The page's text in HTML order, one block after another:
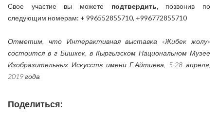
Свое участие вы можете подтвердить,позвонив по
следующим номерам: + 996552855710, +996772855710
Отметим, что Интерактивная выставка «Жибек жолу»
состоится в г Бишкек, в Кыргызском Национальном Музее
Изобразительных Искусств имени Г.Айтиева, 5-28 апреля,
2019 года
Поделиться: